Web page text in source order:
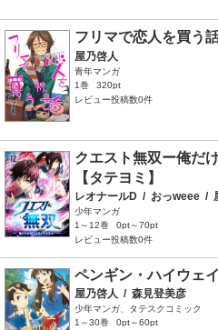
フリマで恋人を買う
屋乃啓人
青年マンガ
1巻
320pt
レビュー投稿数0件
クエスト無双ー俺だ
【タテヨミ】
レオナールD / おっweee /
少年マンガ
1～12巻
0pt～70pt
レビュー投稿数0件
ペンギン・ハイウェ
屋乃啓人 / 森見登美彦
少年マンガ、タテスクコミック
1～30巻
0pt～60pt